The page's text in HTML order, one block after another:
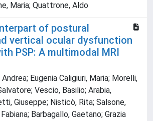
Maria; Quattrone, Aldo
of postural
vertical ocular dysfunction
PSP: A multimodal MRI
Eugenia Caligiuri, Maria; Morelli,
Vescio, Basilio; Arabia,
Giuseppe; Nisticò, Rita; Salsone,
Barbagallo, Gaetano; Grazia